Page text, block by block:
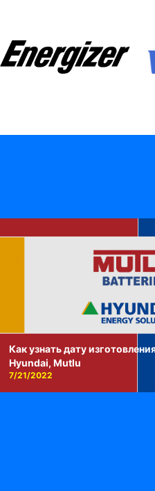
Как узнать дату
Hyundai, Mutlu
7/21/2022